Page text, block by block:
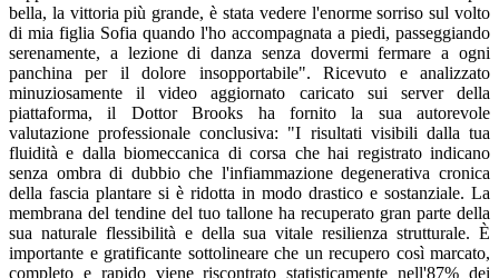
bella, la vittoria più grande, è stata vedere l'enorme sorriso sul volto
di mia figlia Sofia quando l'ho accompagnata a piedi, passeggiando
serenamente, a lezione di danza senza dovermi fermare a ogni
panchina per il dolore insopportabile". Ricevuto e analizzato
minuziosamente il video aggiornato caricato sui server della
piattaforma, il Dottor Brooks ha fornito la sua autorevole
valutazione professionale conclusiva: "I risultati visibili dalla tua
fluidità e dalla biomeccanica di corsa che hai registrato indicano
senza ombra di dubbio che l'infiammazione degenerativa cronica
della fascia plantare si è ridotta in modo drastico e sostanziale. La
membrana del tendine del tuo tallone ha recuperato gran parte della
sua naturale flessibilità e della sua vitale resilienza strutturale. È
importante e gratificante sottolineare che un recupero così marcato,
completo e rapido viene riscontrato statisticamente nell'87% dei